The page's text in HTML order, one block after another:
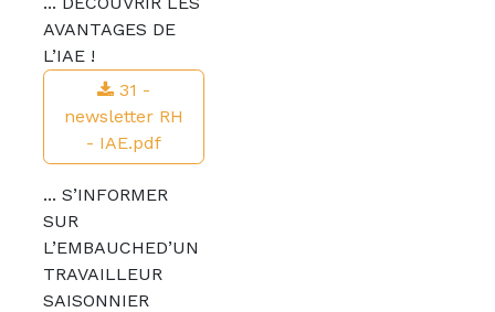
AVANTAGES DE
L’IAE !
31 -
newsletter RH
- IAE.pdf
... S’INFORMER
SUR
L’EMBAUCHED’UN
TRAVAILLEUR
SAISONNIER